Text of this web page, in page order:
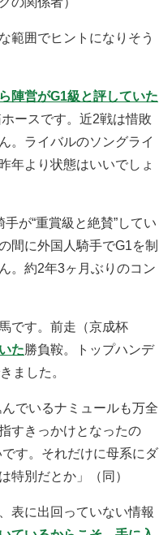
範囲でヒントになりそう
陣営がG1級と評していた
ースです。近2戦は惜敗
。ライバルのソングライ
年より状態はいいでしょ
が“重賞級と絶賛”してい
間に外国人騎手でG1を制
。約2年3ヶ月ぶりのコン
です。前走（京成杯
た勝負鞍。トップハンデ
ました。
でいるナミュールも万全
すきっかけとなったの
す。それだけに母系にダ
特別だとか」（同）
表に出回っていない情報